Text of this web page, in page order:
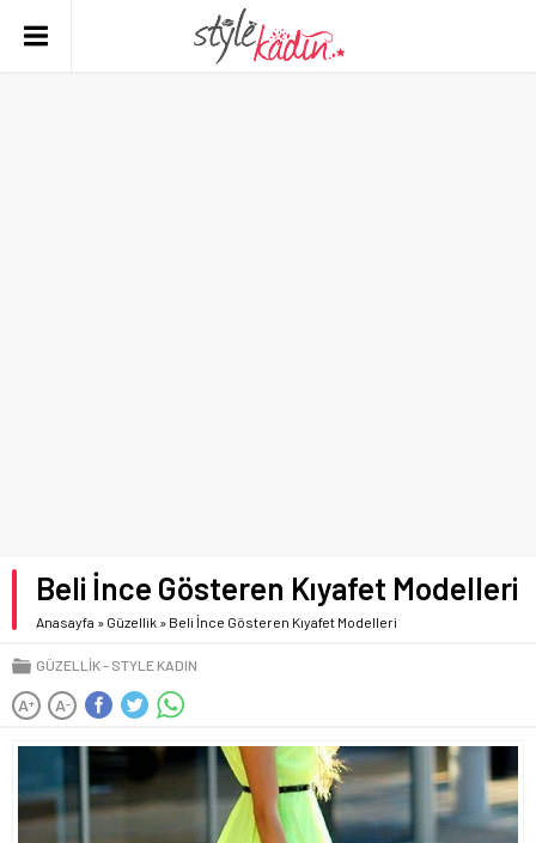
Beli İnce Gösteren Kıyafet Modelleri
Anasayfa » Güzellik » Beli İnce Gösteren Kıyafet Modelleri
GÜZELLIK STYLE KADIN
A+ A-